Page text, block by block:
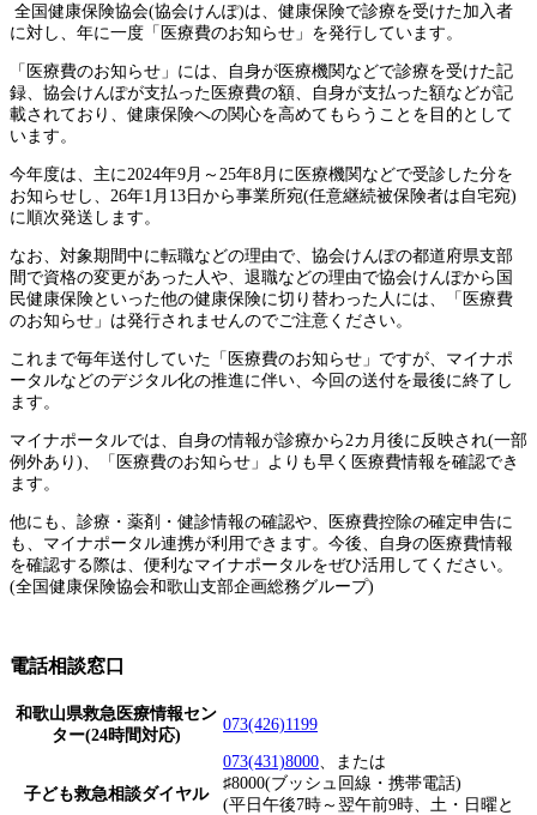
全国健康保険協会(協会けんぽ)は、健康保険で診療を受けた加入者
に対し、年に一度「医療費のお知らせ」を発行しています。
「医療費のお知らせ」には、自身が医療機関などで診療を受けた記
録、協会けんぽが支払った医療費の額、自身が支払った額などが記
載されており、健康保険への関心を高めてもらうことを目的として
います。
今年度は、主に2024年9月～25年8月に医療機関などで受診した分を
お知らせし、26年1月13日から事業所宛(任意継続被保険者は自宅宛)
に順次発送します。
なお、対象期間中に転職などの理由で、協会けんぽの都道府県支部
間で資格の変更があった人や、退職などの理由で協会けんぽから国
民健康保険といった他の健康保険に切り替わった人には、「医療費
のお知らせ」は発行されませんのでご注意ください。
これまで毎年送付していた「医療費のお知らせ」ですが、マイナポ
ータルなどのデジタル化の推進に伴い、今回の送付を最後に終了し
ます。
マイナポータルでは、自身の情報が診療から2カ月後に反映され(一部
例外あり)、「医療費のお知らせ」よりも早く医療費情報を確認でき
ます。
他にも、診療・薬剤・健診情報の確認や、医療費控除の確定申告に
も、マイナポータル連携が利用できます。今後、自身の医療費情報
を確認する際は、便利なマイナポータルをぜひ活用してください。
(全国健康保険協会和歌山支部企画総務グループ)
電話相談窓口
和歌山県救急医療情報セン
ター(24時間対応)
073(426)1199
子ども救急相談ダイヤル
073(431)8000 、または
♯8000(ブッシュ回線・携帯電話)
(平日午後7時～翌午前9時、土・日曜と